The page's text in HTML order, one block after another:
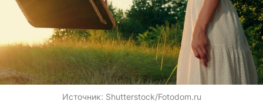
Источник: Shutterstock/Fotodom.ru